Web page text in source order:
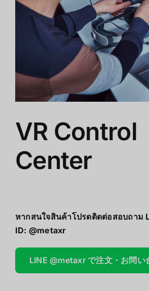
サービス
クリアランス
VR Control
Center
หากสนใจสินค้าโปรดติดต่อสอบถาม
ID: @metaxr
LINE @metaxr で注文・お問い